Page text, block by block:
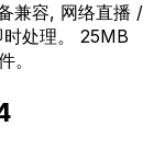
兼容, 网络直播 /
处理。 25MB
。